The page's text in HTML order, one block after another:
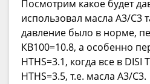
Посмотрим какое будет
использовал масла A3/С3
давление было в норме,
КВ100=10.8, а особенно
HTHS=3.1, когда все в DISI
HTHS=3.5, т.е. масла А3/С3.